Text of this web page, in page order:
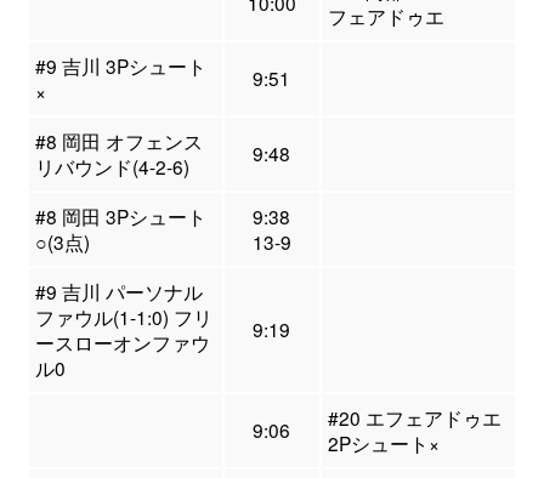
フェアドゥエ
#9 吉川 3Pシュート
×
9:51
#8 岡田 オフェンス
リバウンド(4-2-6)
9:48
#8 岡田 3Pシュート
○(3点)
9:38
13-9
#9 吉川 パーソナル
ファウル(1-1:0) フリ
ースローオンファウ
ル0
9:19
9:06
#20 エフェアドゥエ
2Pシュート×